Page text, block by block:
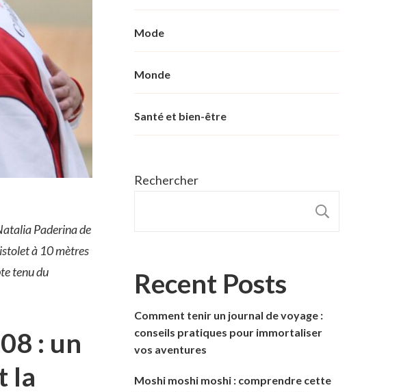
Paderina de
à 10 mètres
tenu du
: un
la
Mode
Monde
Santé et bien-être
Rechercher
Recent Posts
Comment tenir un journal de voyage :
conseils pratiques pour immortaliser
vos aventures
Moshi moshi moshi : comprendre cette